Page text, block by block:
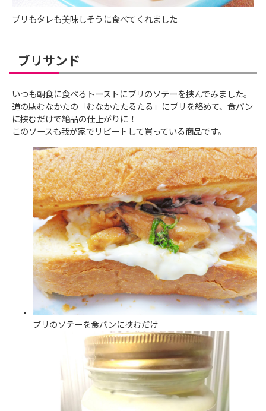
ブリもタレも美味しそうに食べてくれました
ブリサンド
いつも朝食に食べるトーストにブリのソテーを挟んでみました。
道の駅むなかたの「むなかたたるたる」にブリを絡めて、食パン
に挟むだけで絶品の仕上がりに！
このソースも我が家でリピートして買っている商品です。
ブリのソテーを食パンに挟むだけ